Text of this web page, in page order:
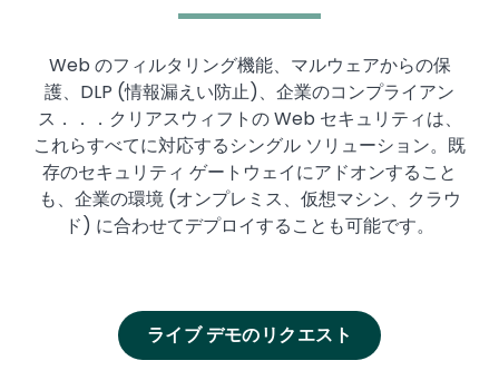
Web のフィルタリング機能、マルウェアからの保
護、DLP (情報漏えい防止)、企業のコンプライアン
ス．．．クリアスウィフトの Web セキュリティは、
これらすべてに対応するシングル ソリューション。既
存のセキュリティ ゲートウェイにアドオンすること
も、企業の環境 (オンプレミス、仮想マシン、クラウ
ド) に合わせてデプロイすることも可能です。
ライブ デモのリクエスト